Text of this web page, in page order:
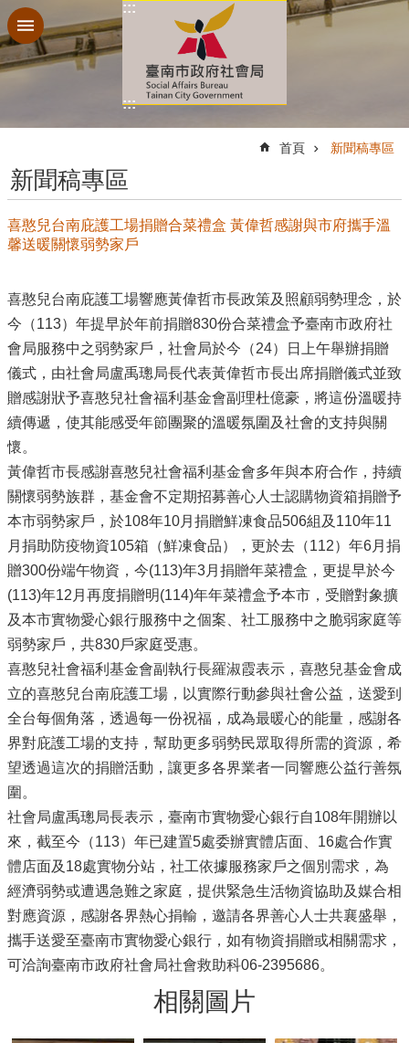
跳到主要內容區塊
:::
:::
首頁 新聞稿專區
新聞稿專區
喜憨兒台南庇護工場捐贈合菜禮盒 黃偉哲感謝與市府攜手溫
馨送暖關懷弱勢家戶
喜憨兒台南庇護工場響應黃偉哲市長政策及照顧弱勢理念，於
今（113）年提早於年前捐贈830份合菜禮盒予臺南市政府社
會局服務中之弱勢家戶，社會局於今（24）日上午舉辦捐贈
儀式，由社會局盧禹璁局長代表黃偉哲市長出席捐贈儀式並致
贈感謝狀予喜憨兒社會福利基金會副理杜億豪，將這份溫暖持
續傳遞，使其能感受年節團聚的溫暖氛圍及社會的支持與關
懷。
黃偉哲市長感謝喜憨兒社會福利基金會多年與本府合作，持續
關懷弱勢族群，基金會不定期招募善心人士認購物資箱捐贈予
本市弱勢家戶，於108年10月捐贈鮮凍食品506組及110年11
月捐助防疫物資105箱（鮮凍食品），更於去（112）年6月捐
贈300份端午物資，今(113)年3月捐贈年菜禮盒，更提早於今
(113)年12月再度捐贈明(114)年年菜禮盒予本市，受贈對象擴
及本市實物愛心銀行服務中之個案、社工服務中之脆弱家庭等
弱勢家戶，共830戶家庭受惠。
喜憨兒社會福利基金會副執行長羅淑霞表示，喜憨兒基金會成
立的喜憨兒台南庇護工場，以實際行動參與社會公益，送愛到
全台每個角落，透過每一份祝福，成為最暖心的能量，感謝各
界對庇護工場的支持，幫助更多弱勢民眾取得所需的資源，希
望透過這次的捐贈活動，讓更多各界業者一同響應公益行善氛
圍。
社會局盧禹璁局長表示，臺南市實物愛心銀行自108年開辦以
來，截至今（113）年已建置5處委辦實體店面、16處合作實
體店面及18處實物分站，社工依據服務家戶之個別需求，為
經濟弱勢或遭遇急難之家庭，提供緊急生活物資協助及媒合相
對應資源，感謝各界熱心捐輸，邀請各界善心人士共襄盛舉，
攜手送愛至臺南市實物愛心銀行，如有物資捐贈或相關需求，
可洽詢臺南市政府社會局社會救助科06-2395686。
相關圖片